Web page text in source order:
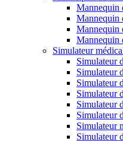
Mannequin
Mannequin
Mannequin
Mannequin
Simulateur
Simulateur
Simulateur
Simulateur
Simulateur
Simulateur
Simulateur
Simulateur
Simulateur